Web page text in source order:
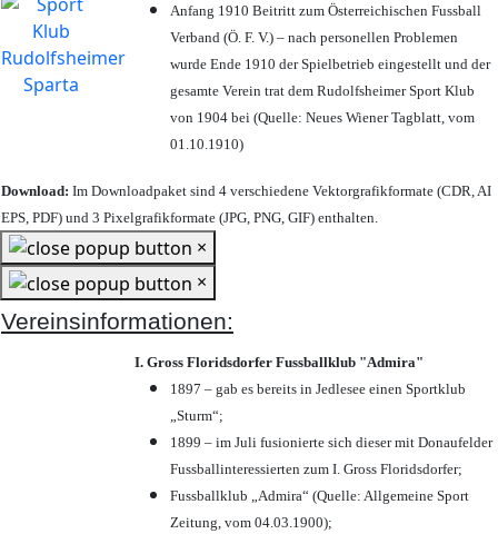
Anfang 1910 Beitritt zum Österreichischen Fussball
Verband (Ö. F. V.) – nach personellen Problemen
wurde Ende 1910 der Spielbetrieb eingestellt und der
gesamte Verein trat dem Rudolfsheimer Sport Klub
von 1904 bei (Quelle: Neues Wiener Tagblatt, vom
01.10.1910)
Download: Im Downloadpaket sind 4 verschiedene Vektorgrafikformate (CDR, AI
EPS, PDF) und 3 Pixelgrafikformate (JPG, PNG, GIF) enthalten.
×
×
Vereinsinformationen:
I. Gross Floridsdorfer Fussballklub "Admira"
1897 – gab es bereits in Jedlesee einen Sportklub
„Sturm“;
1899 – im Juli fusionierte sich dieser mit Donaufelder
Fussballinteressierten zum I. Gross Floridsdorfer;
Fussballklub „Admira“ (Quelle: Allgemeine Sport
Zeitung, vom 04.03.1900);